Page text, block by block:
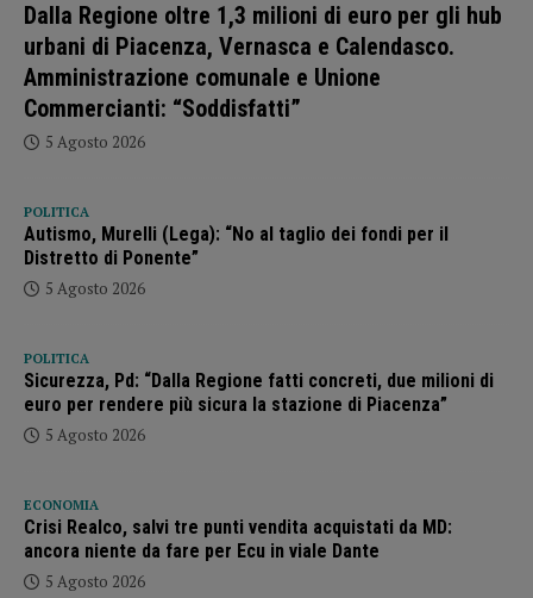
Dalla Regione oltre 1,3 milioni di euro per gli hub
urbani di Piacenza, Vernasca e Calendasco.
Amministrazione comunale e Unione
Commercianti: “Soddisfatti”
5 Agosto 2026
POLITICA
Autismo, Murelli (Lega): “No al taglio dei fondi per il
Distretto di Ponente”
5 Agosto 2026
POLITICA
Sicurezza, Pd: “Dalla Regione fatti concreti, due milioni di
euro per rendere più sicura la stazione di Piacenza”
5 Agosto 2026
ECONOMIA
Crisi Realco, salvi tre punti vendita acquistati da MD:
ancora niente da fare per Ecu in viale Dante
5 Agosto 2026